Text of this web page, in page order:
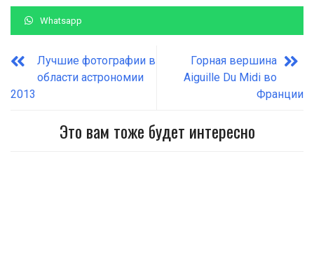
Whatsapp
Лучшие фотографии в
области астрономии
2013
Горная вершина
Aiguille Du Midi во
Франции
Это вам тоже будет интересно